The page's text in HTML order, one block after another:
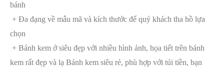
bánh
+ Đa đạng về mẫu mã và kích thước để quý khách tha hồ lựa
chọn
+ Bánh kem ở siêu đẹp với nhiều hình ảnh, họa tiết trên bánh
kem rất đẹp và lạ Bánh kem siêu rẻ, phù hợp với túi tiền, bạn